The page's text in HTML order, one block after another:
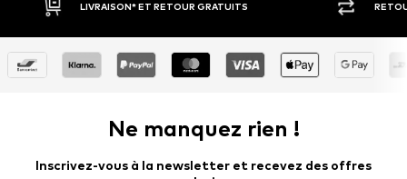
LIVRAISON* ET RETOUR GRATUITS
Ne manquez rien !
Inscrivez-vous à la newsletter et recevez des offres